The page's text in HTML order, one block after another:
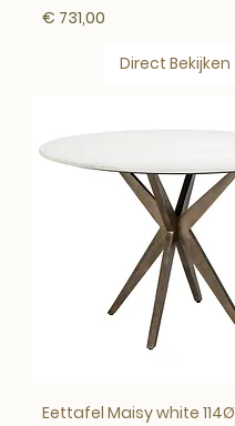
Prijs
€ 731,00
Direct Bekijken
Eettafel Maisy white 114Ø